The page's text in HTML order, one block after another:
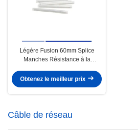
Légère Fusion 60mm Splice
Manches Résistance à la
Obtenez le meilleur prix
Câble de réseau